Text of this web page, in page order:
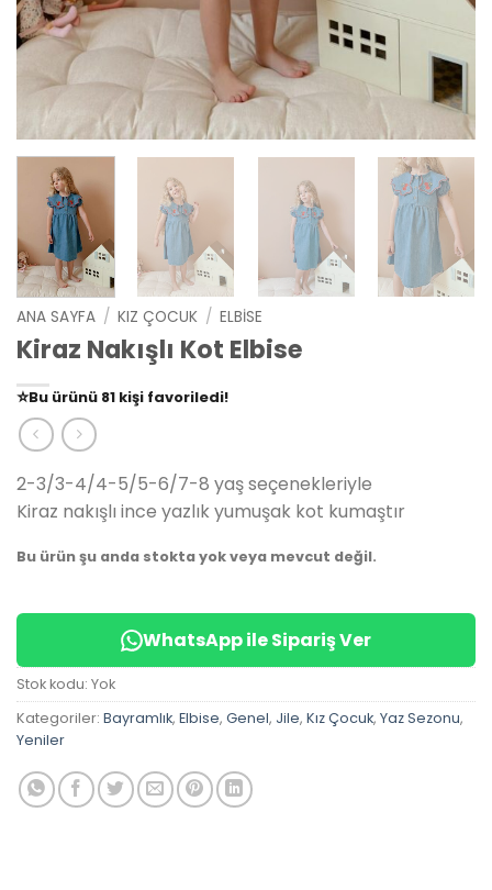
ANA SAYFA / KIZ ÇOCUK / ELBISE
Kiraz Nakışlı Kot Elbise
⭐️Bu ürünü 81 kişi favoriledi!
🛒39 kişisepetine ekledi!
✅ Bugün 14 adet
2-3/3-4/4-5/5-6/7-8 yaş seçenekleriyle
Kiraz nakışlı ince yazlık yumuşak kot kumaştır
Bu ürün şu anda stokta yok veya mevcut değil.
WhatsApp ile Sipariş Ver
Stok kodu: Yok
Kategoriler: Bayramlık, Elbise, Genel, Jile, Kız Çocuk, Yaz Sezonu,
Yeniler